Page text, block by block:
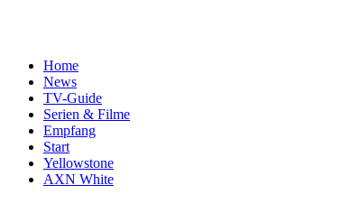
Home
News
TV-Guide
Serien & Filme
Empfang
Start
Yellowstone
AXN White